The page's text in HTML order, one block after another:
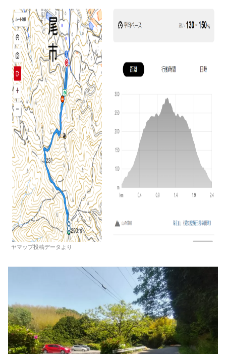
ヤマップ投稿データより